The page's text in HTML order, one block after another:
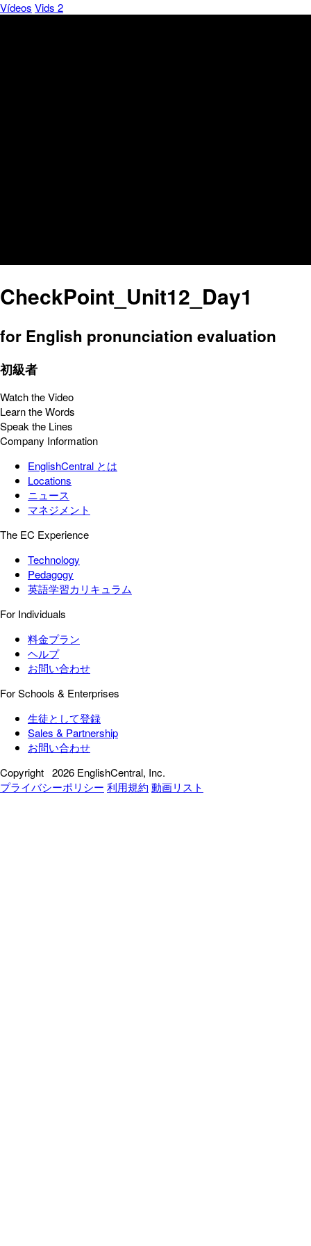
Vídeos Vids 2
CheckPoint_Unit12_Day1
for English pronunciation evaluation
初級者
Watch the Video
Learn the Words
Speak the Lines
Company Information
EnglishCentral とは
Locations
ニュース
マネジメント
The EC Experience
Technology
Pedagogy
英語学習カリキュラム
For Individuals
料金プラン
ヘルプ
お問い合わせ
For Schools & Enterprises
生徒として登録
Sales & Partnership
お問い合わせ
Copyright 2026 EnglishCentral, Inc.
プライバシーポリシー 利用規約 動画リスト